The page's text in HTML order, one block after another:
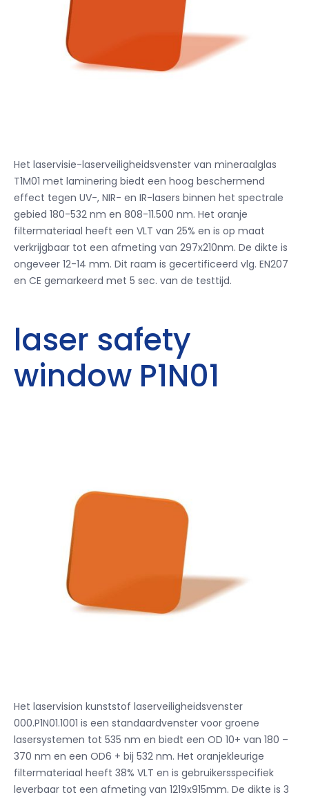
Het laservisie-laserveiligheidsvenster van mineraalglas
T1M01 met laminering biedt een hoog beschermend
effect tegen UV-, NIR- en IR-lasers binnen het spectrale
gebied 180-532 nm en 808-11.500 nm. Het oranje
filtermateriaal heeft een VLT van 25% en is op maat
verkrijgbaar tot een afmeting van 297x210nm. De dikte is
ongeveer 12-14 mm. Dit raam is gecertificeerd vlg. EN207
en CE gemarkeerd met 5 sec. van de testtijd.
laser safety
window P1N01
Het laservision kunststof laserveiligheidsvenster
000.P1N01.1001 is een standaardvenster voor groene
lasersystemen tot 535 nm en biedt een OD 10+ van 180 –
370 nm en een OD6 + bij 532 nm. Het oranjekleurige
filtermateriaal heeft 38% VLT en is gebruikersspecifiek
leverbaar tot een afmeting van 1219x915mm. De dikte is 3